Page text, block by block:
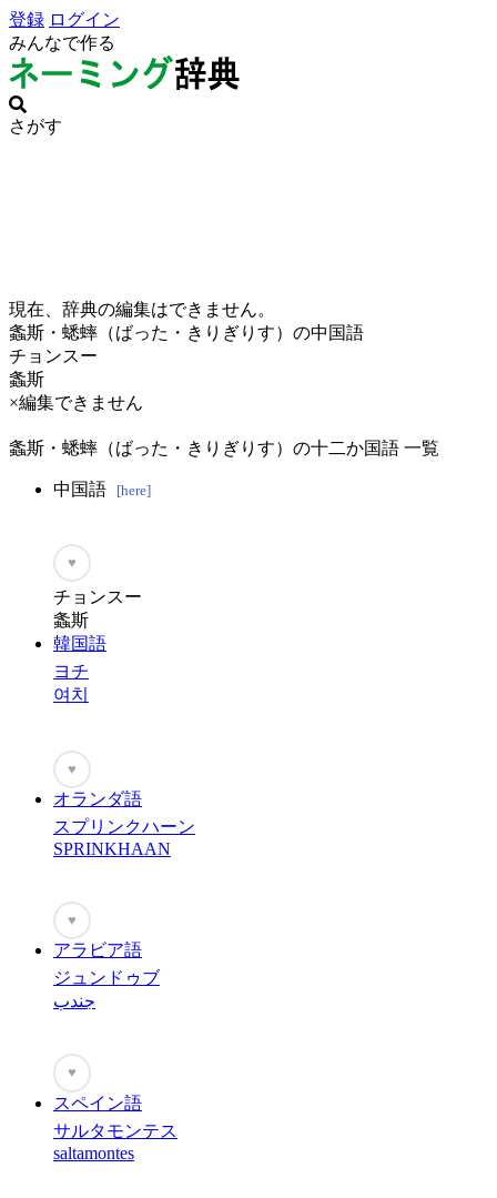
登録 ログイン
みんなで作る
さがす
現在、辞典の編集はできません。
螽斯・蟋蟀（ばった・きりぎりす）の中国語
チョンスー
螽斯
×編集できません
螽斯・蟋蟀（ばった・きりぎりす）の十二か国語 一覧
中国語 [here]
♥
チョンスー
螽斯
韓国語
ヨチ
여치
♥
オランダ語
スプリンクハーン
SPRINKHAAN
♥
アラビア語
ジュンドゥブ
جندب
♥
スペイン語
サルタモンテス
saltamontes